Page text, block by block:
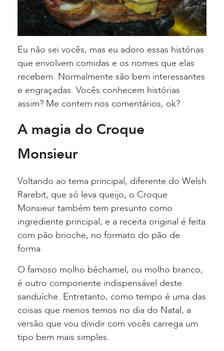
Eu não sei vocês, mas eu adoro essas histórias
que envolvem comidas e os nomes que elas
recebem. Normalmente são bem interessantes
e engraçadas. Vocês conhecem histórias
assim? Me contem nos comentários, ok?
A magia do Croque
Monsieur
Voltando ao tema principal, diferente do Welsh
Rarebit, que só leva queijo, o Croque
Monsieur também tem presunto como
ingrediente principal, e a receita original é feita
com pão brioche, no formato do pão de
forma.
O famoso molho béchamel, ou molho branco,
é outro componente indispensável deste
sanduíche. Entretanto, como tempo é uma das
coisas que menos temos no dia do Natal, a
versão que vou dividir com vocês carrega um
tipo bem mais simples.